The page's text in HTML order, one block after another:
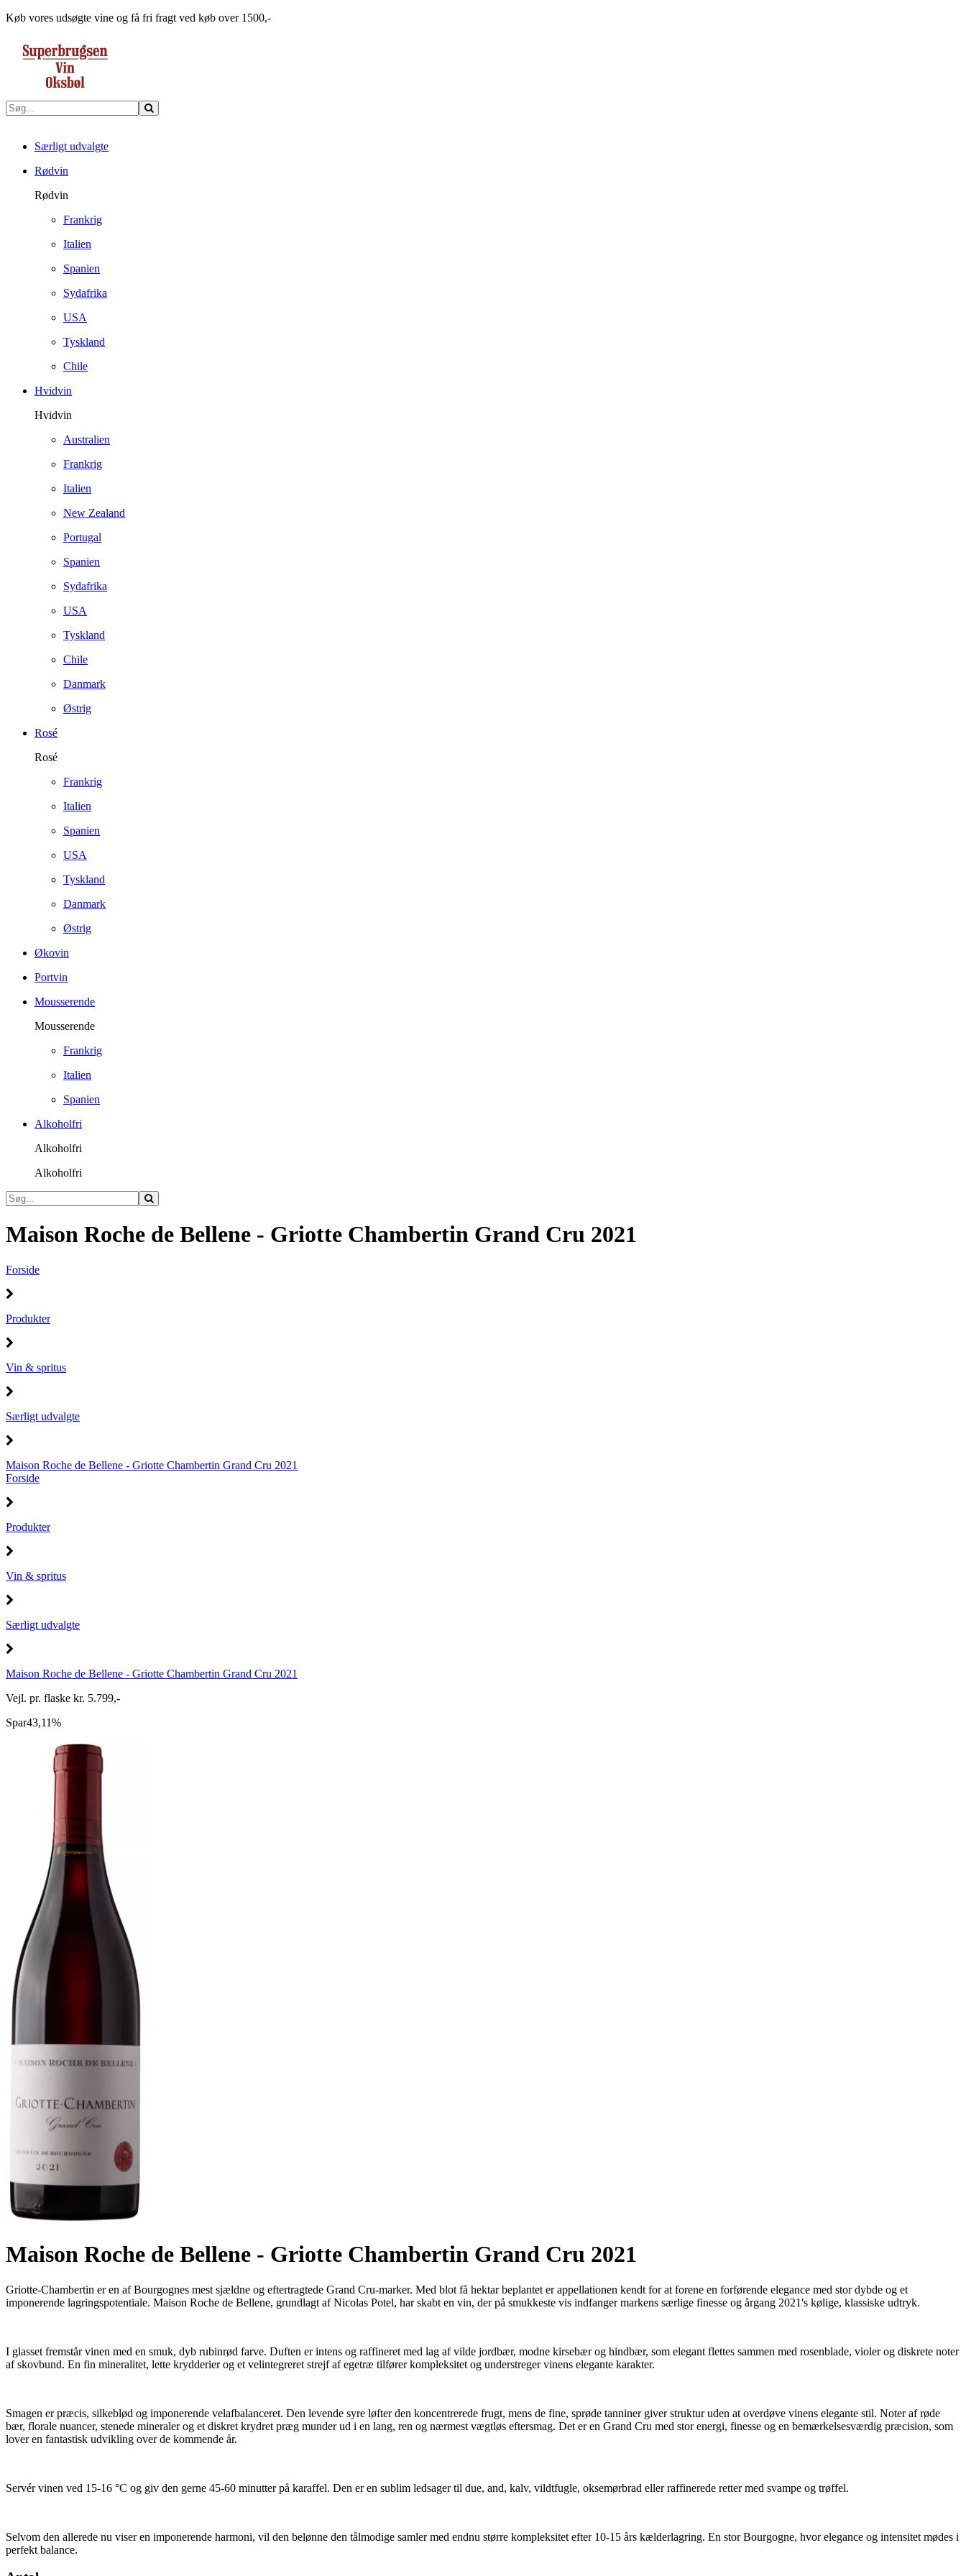
Køb vores udsøgte vine og få fri fragt ved køb over 1500,-
Særligt udvalgte
Rødvin
Rødvin
Frankrig
Italien
Spanien
Sydafrika
USA
Tyskland
Chile
Hvidvin
Hvidvin
Australien
Frankrig
Italien
New Zealand
Portugal
Spanien
Sydafrika
USA
Tyskland
Chile
Danmark
Østrig
Rosé
Rosé
Frankrig
Italien
Spanien
USA
Tyskland
Danmark
Østrig
Økovin
Portvin
Mousserende
Mousserende
Frankrig
Italien
Spanien
Alkoholfri
Alkoholfri
Alkoholfri
Maison Roche de Bellene - Griotte Chambertin Grand Cru 2021
Forside
Produkter
Vin & spritus
Særligt udvalgte
Maison Roche de Bellene - Griotte Chambertin Grand Cru 2021
Forside
Produkter
Vin & spritus
Særligt udvalgte
Maison Roche de Bellene - Griotte Chambertin Grand Cru 2021
Vejl. pr. flaske kr. 5.799,-
Spar43,11%
Maison Roche de Bellene - Griotte Chambertin Grand Cru 2021
Griotte-Chambertin er en af Bourgognes mest sjældne og eftertragtede Grand Cru-marker. Med blot få hektar beplantet er appellationen kendt for at forene en forførende elegance med stor dybde og et
imponerende lagringspotentiale. Maison Roche de Bellene, grundlagt af Nicolas Potel, har skabt en vin, der på smukkeste vis indfanger markens særlige finesse og årgang 2021's kølige, klassiske udtryk.
I glasset fremstår vinen med en smuk, dyb rubinrød farve. Duften er intens og raffineret med lag af vilde jordbær, modne kirsebær og hindbær, som elegant flettes sammen med rosenblade, violer og diskrete noter
af skovbund. En fin mineralitet, lette krydderier og et velintegreret strejf af egetræ tilfører kompleksitet og understreger vinens elegante karakter.
Smagen er præcis, silkeblød og imponerende velafbalanceret. Den levende syre løfter den koncentrerede frugt, mens de fine, sprøde tanniner giver struktur uden at overdøve vinens elegante stil. Noter af røde
bær, florale nuancer, stenede mineraler og et diskret krydret præg munder ud i en lang, ren og nærmest vægtløs eftersmag. Det er en Grand Cru med stor energi, finesse og en bemærkelsesværdig præcision, som
lover en fantastisk udvikling over de kommende år.
Servér vinen ved 15-16 °C og giv den gerne 45-60 minutter på karaffel. Den er en sublim ledsager til due, and, kalv, vildtfugle, oksemørbrad eller raffinerede retter med svampe og trøffel.
Selvom den allerede nu viser en imponerende harmoni, vil den belønne den tålmodige samler med endnu større kompleksitet efter 10-15 års kælderlagring. En stor Bourgogne, hvor elegance og intensitet mødes i
perfekt balance.